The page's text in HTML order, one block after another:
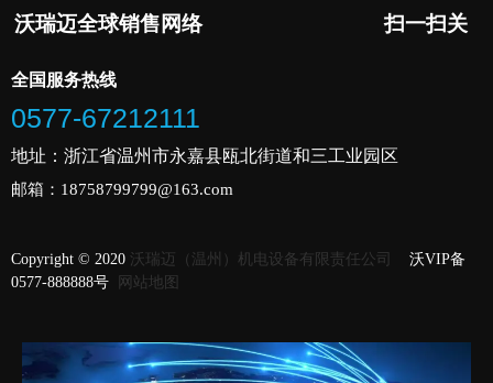
沃瑞迈全球销售网络 扫一扫关
全国服务热线
0577-67212111
地址：浙江省温州市永嘉县瓯北街道和三工业园区
邮箱：18758799799@163.com
Copyright © 2020 沃瑞迈（温州）机电设备有限责任公司
沃VIP备
0577-888888号
网站地图